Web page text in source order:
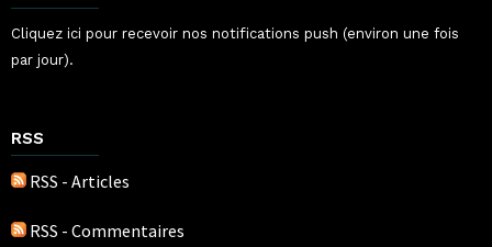
Cliquez ici pour recevoir nos notifications push (environ une fois
par jour).
RSS
RSS - Articles
RSS - Commentaires